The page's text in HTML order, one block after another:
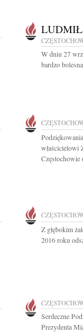
W dniu 27
bardzo
właścicielowi
Częstochowie
Z głębokim
2016 roku
Serdeczne
Prezydenta